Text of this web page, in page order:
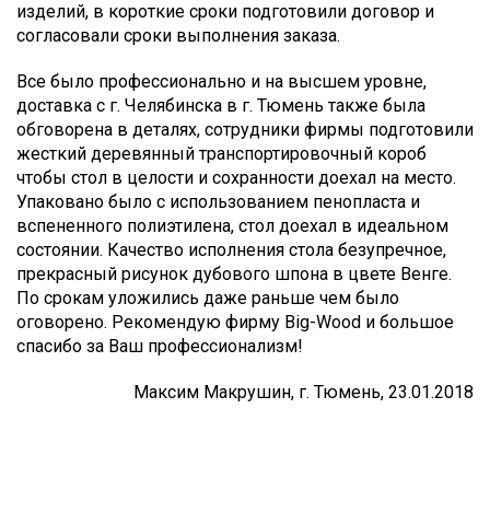
изделий, в короткие сроки подготовили договор и
согласовали сроки выполнения заказа.
Все было профессионально и на высшем уровне,
доставка с г. Челябинска в г. Тюмень также была
обговорена в деталях, сотрудники фирмы подготовили
жесткий деревянный транспортировочный короб
чтобы стол в целости и сохранности доехал на место.
Упаковано было с использованием пенопласта и
вспененного полиэтилена, стол доехал в идеальном
состоянии. Качество исполнения стола безупречное,
прекрасный рисунок дубового шпона в цвете Венге.
По срокам уложились даже раньше чем было
оговорено. Рекомендую фирму Big-Wood и большое
спасибо за Ваш профессионализм!
Максим Макрушин, г. Тюмень, 23.01.2018